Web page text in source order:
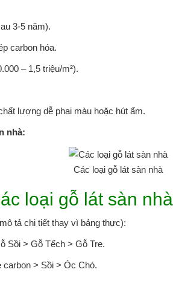
3-5 năm).
carbon hóa.
– 1,5 triệu/m²).
lượng dễ phai màu hoặc hút ẩm.
nhà:
Các loại gỗ lát sàn nhà
loại gỗ lát sàn
tả chi tiết thay vì bảng thực):
Sồi > Gỗ Tếch > Gỗ Tre.
> Sồi > Óc Chó.